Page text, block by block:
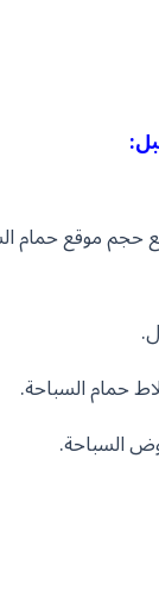
موقع حمام
حمام السباحة.
السباحة.